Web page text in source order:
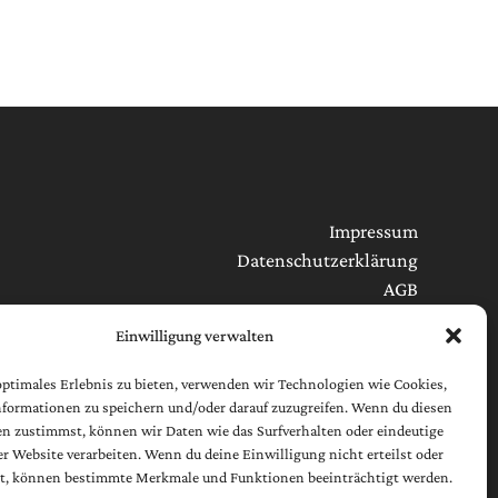
Einwilligung verwalten
Erlebnis zu bieten, verwenden wir Technologien wie Cookies,
zu speichern und/oder darauf zuzugreifen. Wenn du diesen
zustimmst, können wir Daten wie das Surfverhalten oder eindeutige
Website verarbeiten. Wenn du deine Einwilligung nicht erteilst oder
können bestimmte Merkmale und Funktionen beeinträchtigt werden.
Impressum
Datenschutzerklärung
AGB
title="Widerruf / Änderung Datenschutzeinstellungen"
element="link"/]